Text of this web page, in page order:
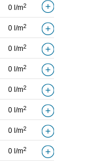
0 l/m2
0 l/m2
0 l/m2
0 l/m2
0 l/m2
0 l/m2
0 l/m2
0 l/m2